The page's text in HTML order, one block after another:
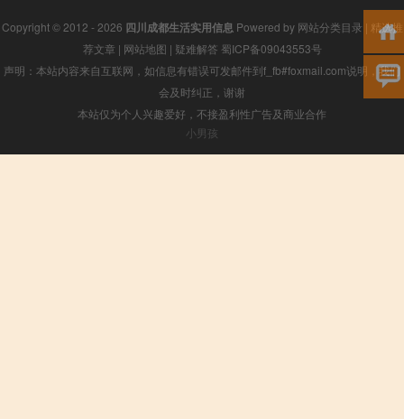
Copyright © 2012 - 2026 四川成都生活实用信息 Powered by 网站分类目录 | 精选推
荐文章 | 网站地图 | 疑难解答 蜀ICP备09043553号
声明：本站内容来自互联网，如信息有错误可发邮件到f_fb#foxmail.com说明，我们
会及时纠正，谢谢
本站仅为个人兴趣爱好，不接盈利性广告及商业合作
小男孩